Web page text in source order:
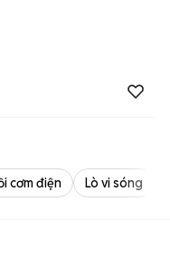
cơm điện Lò vi sóng